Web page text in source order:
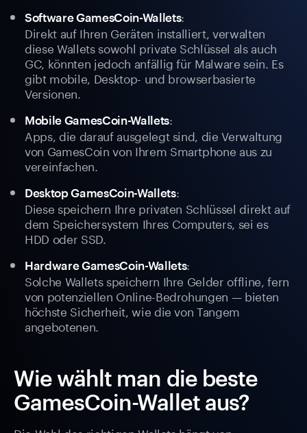
Software GamesCoin-Wallets:
Direkt auf Ihren Geräten installiert, verwalten
diese Wallets sowohl private Schlüssel als auch
GC, könnten jedoch anfällig für Malware sein. Es
gibt mobile, Desktop- und browserbasierte
Versionen.
Mobile GamesCoin-Wallets:
Apps, die darauf ausgelegt sind, die Verwaltung
von GamesCoin von Ihrem Smartphone aus zu
vereinfachen.
Desktop GamesCoin-Wallets:
Diese speichern Ihre privaten Schlüssel direkt auf
dem Speichersystem Ihres Computers, sei es
HDD oder SSD.
Hardware GamesCoin-Wallets:
Solche Wallets speichern Ihre Gelder offline, fern
von potenziellen Online-Bedrohungen — bieten
höchste Sicherheit, wie die von Tangem
angebotenen.
Wie wählt man die beste
GamesCoin-Wallet aus?